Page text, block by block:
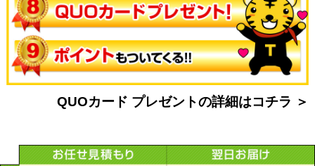
QUOカード プレゼントの詳細はコチラ ＞